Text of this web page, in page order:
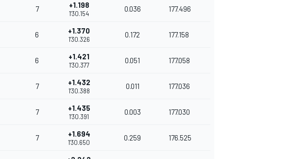
7 +1.198
1'30.154
0.036 177.496
6 +1.370
1'30.326
0.172 177.158
6 +1.421
1'30.377
0.051 177.058
7 +1.432
1'30.388
0.011 177.036
7 +1.435
1'30.391
0.003 177.030
7 +1.694
1'30.650
0.259 176.525